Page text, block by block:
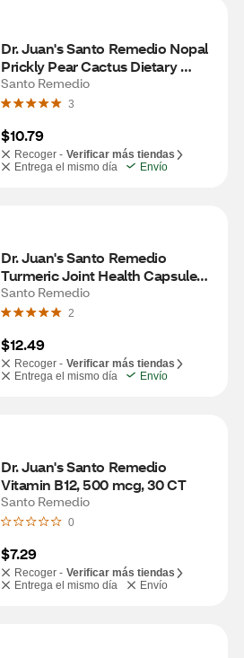
Dr. Juan's Santo Remedio Nopal
Prickly Pear Cactus Dietary
Supplement, 700 mg, 60 CT
Santo Remedio
3
$10.79
Recoger - Verificar más tiendas
Entrega el mismo día
Envío
Dr. Juan's Santo Remedio
Turmeric Joint Health Capsules,
90 CT
Santo Remedio
2
$12.49
Recoger - Verificar más tiendas
Entrega el mismo día
Envío
Dr. Juan's Santo Remedio
Vitamin B12, 500 mcg, 30 CT
Santo Remedio
0
$7.29
Recoger - Verificar más tiendas
Entrega el mismo día
Envío